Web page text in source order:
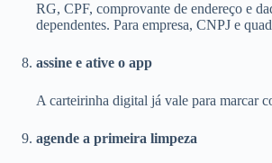
RG, CPF, comprovante de endereço e
dependentes. Para empresa, CNPJ e
assine e ative o app
A carteirinha digital já vale para marcar
agende a primeira limpeza